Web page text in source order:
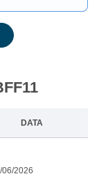
DATA
06/2026